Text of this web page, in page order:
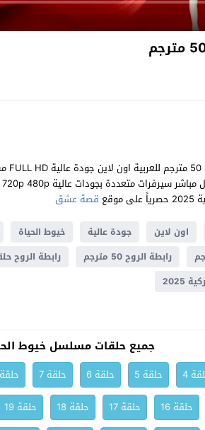
قصة عشق
اون لاين جودة عالية خيوط الحياة
رابطة الروح 50 مترجم رابطة الروح
جميع حلقات مسلسل خيوط
4 حلقة 5 حلقة 6 حلقة 7
حلقة 16 حلقة 17 حلقة 18 حلقة 19